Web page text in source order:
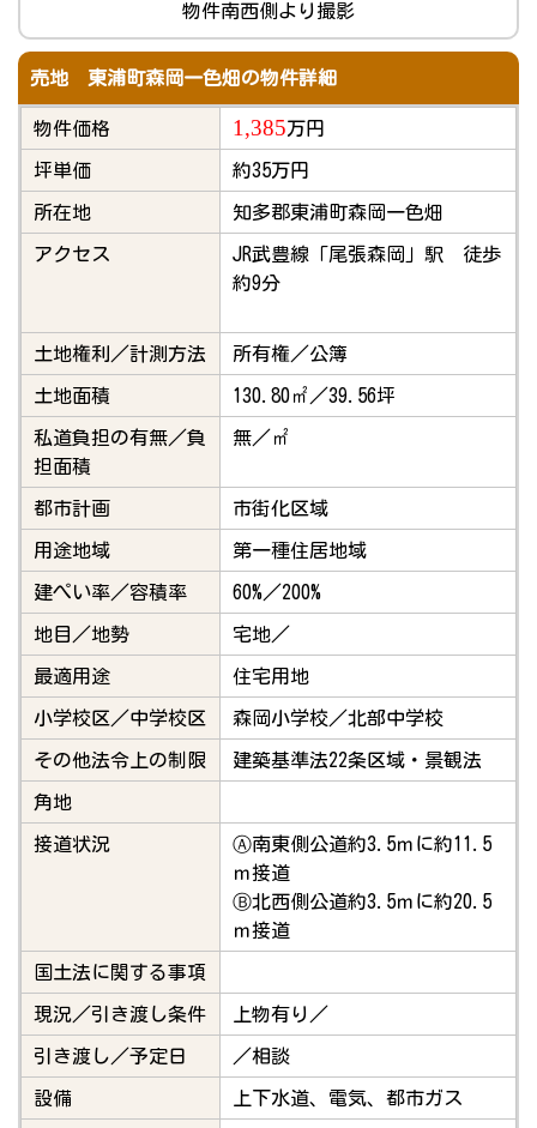
物件南西側より撮影
売地 東浦町森岡一色畑の物件詳細
物件価格 1,385万円
坪単価 約35万円
所在地 知多郡東浦町森岡一色畑
アクセス
JR武豊線「尾張森岡」駅 徒歩
約9分
土地権利／計測方法 所有権／公簿
土地面積 130.80㎡／39.56坪
私道負担の有無／負
担面積
無／㎡
都市計画 市街化区域
用途地域 第一種住居地域
建ぺい率／容積率 60%／200%
地目／地勢 宅地／
最適用途 住宅用地
小学校区／中学校区 森岡小学校／北部中学校
その他法令上の制限 建築基準法22条区域・景観法
角地
接道状況
Ⓐ南東側公道約3.5ｍに約11.5
ｍ接道
Ⓑ北西側公道約3.5ｍに約20.5
ｍ接道
国土法に関する事項
現況／引き渡し条件 上物有り／
引き渡し／予定日 ／相談
設備 上下水道、電気、都市ガス